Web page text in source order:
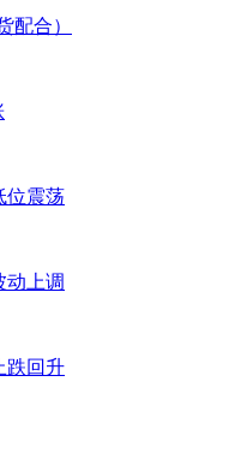
配合）
位震荡
动上调
跌回升